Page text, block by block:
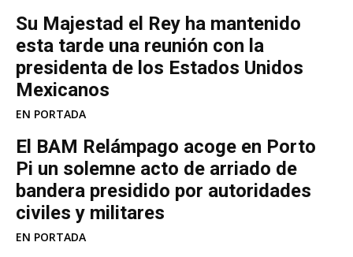
Su Majestad el Rey ha mantenido
esta tarde una reunión con la
presidenta de los Estados Unidos
Mexicanos
EN PORTADA
El BAM Relámpago acoge en Porto
Pi un solemne acto de arriado de
bandera presidido por autoridades
civiles y militares
EN PORTADA